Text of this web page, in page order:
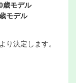
歳モデル
モデル
り決定します。